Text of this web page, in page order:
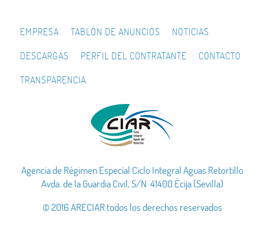
EMPRESA TABLÓN DE ANUNCIOS NOTICIAS
DESCARGAS PERFIL DEL CONTRATANTE CONTACTO
TRANSPARENCIA
Agencia de Régimen Especial Ciclo Integral Aguas Retortillo
Avda. de la Guardia Civil, S/N 41400 Écija (Sevilla)
© 2016 ARECIAR todos los derechos reservados